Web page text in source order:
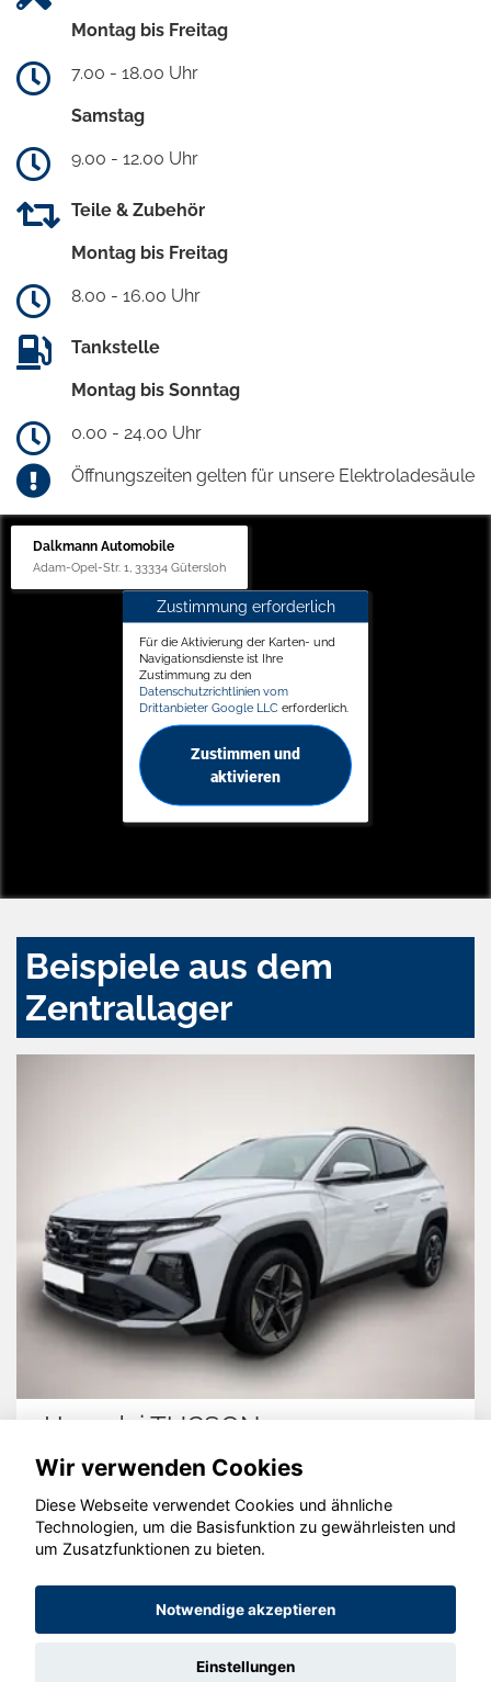
Montag bis Freitag
7.00 - 18.00 Uhr
Samstag
9.00 - 12.00 Uhr
Teile & Zubehör
Montag bis Freitag
8.00 - 16.00 Uhr
Tankstelle
Montag bis Sonntag
0.00 - 24.00 Uhr
Öffnungszeiten gelten für unsere Elektroladesäule
Dalkmann Automobile
Adam-Opel-Str. 1, 33334 Gütersloh
Zustimmung erforderlich
Für die Aktivierung der Karten- und
Navigationsdienste ist Ihre
Zustimmung zu den
Datenschutzrichtlinien vom
Drittanbieter Google LLC erforderlich.
Zustimmen und
aktivieren
Beispiele aus dem
Zentrallager
Hyundai TUCSON
© konjunkturmotor.de GmbH 2020 - 2026
Wir verwenden Cookies
Diese Webseite verwendet Cookies und ähnliche
Technologien, um die Basisfunktion zu gewährleisten und
um Zusatzfunktionen zu bieten.
Notwendige akzeptieren
Einstellungen